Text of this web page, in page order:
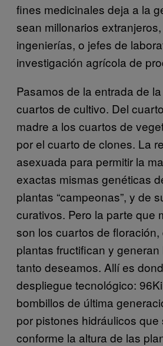
fines medicinales deja a la
sean millonarios extranjeros,
ingenierías, o jefes de
investigación agrícola de
Pasamos de la entrada de
cuartos de cultivo. Del
madre a los cuartos de
por el cuarto de clones. La
asexuada para permitir la
exactas mismas genéticas
plantas “campeonas”, y de
curativos. Pero la parte que
son los cuartos de floración,
plantas fructifican y
tanto deseamos. Allí es
despliegue tecnológico:
bombillos de última
por pistones hidráulicos
conforme la altura de las